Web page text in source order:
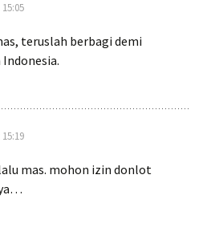
teruslah berbagi demi
mas. mohon izin donlot